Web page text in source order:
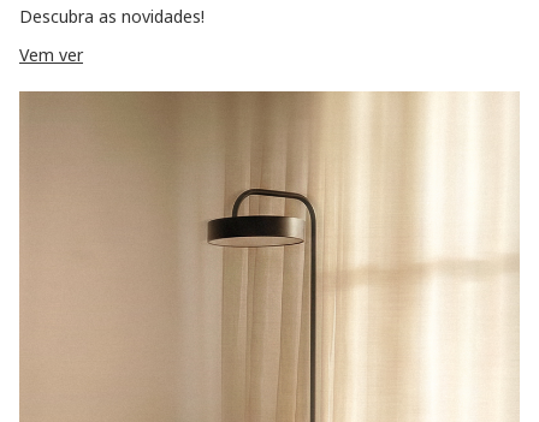
Descubra as novidades!
Vem ver